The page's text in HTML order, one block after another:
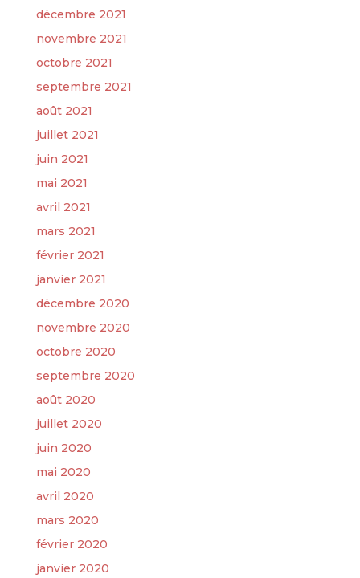
décembre 2021
novembre 2021
octobre 2021
septembre 2021
août 2021
juillet 2021
juin 2021
mai 2021
avril 2021
mars 2021
février 2021
janvier 2021
décembre 2020
novembre 2020
octobre 2020
septembre 2020
août 2020
juillet 2020
juin 2020
mai 2020
avril 2020
mars 2020
février 2020
janvier 2020